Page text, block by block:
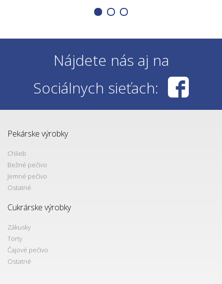
Nájdete nás aj na
Sociálnych sieťach:
Pekárske výrobky
Chlieb
Bežné pečivo
Jemné pečivo
Ostatné
Cukrárske výrobky
Zákusky
Torty
Čajové pečivo
Ostatné